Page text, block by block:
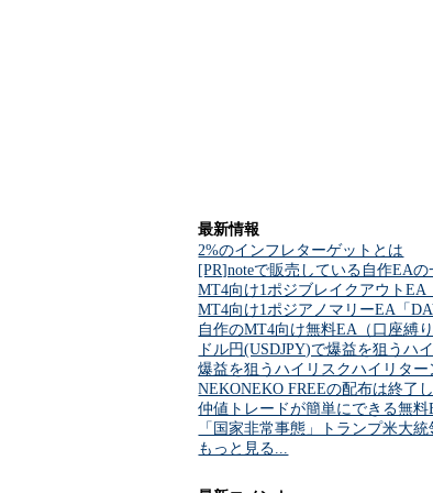
最新情報
2%のインフレターゲットとは
[PR]noteで販売している自作EAの
MT4向け1ポジブレイクアウト
MT4向け1ポジアノマリーEA「
自作のMT4向け無料EA（口座縛
ドル円(USDJPY)で爆益を狙うハ
爆益を狙うハイリスクハイリター
NEKONEKO FREEの配布は終了
仲値トレードが簡単にできる無
「国家非常事態」トランプ米大
もっと見る...